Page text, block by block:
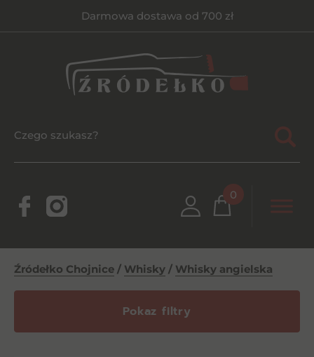
Darmowa dostawa od 700 zł
0
Źródełko Chojnice / Whisky / Whisky angielska
Pokaz filtry